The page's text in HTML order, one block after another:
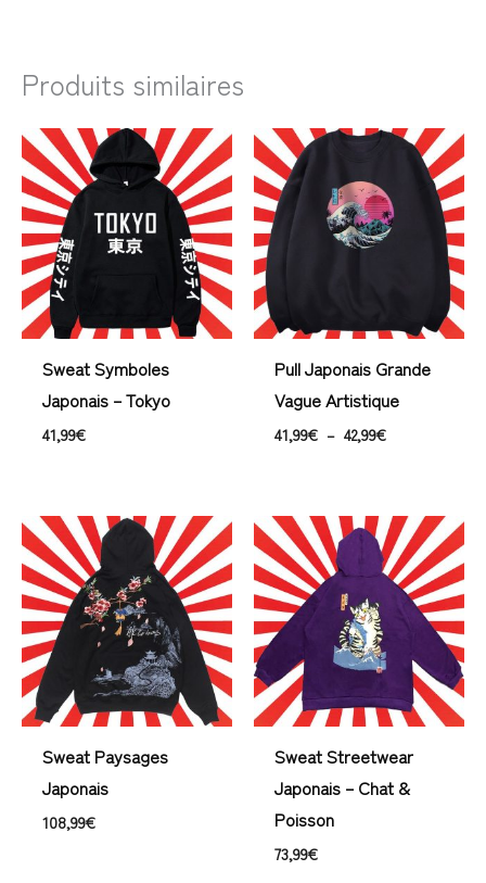
Produits similaires
Sweat Symboles
Japonais – Tokyo
41,99€
Pull Japonais Grande
Vague Artistique
41,99€ – 42,99€
Plage
41,99€
à
42,99€
Sweat Paysages
Japonais
108,99€
Sweat Streetwear
Japonais – Chat &
Poisson
73,99€